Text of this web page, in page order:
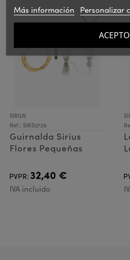
SIRIUS
Ref.: SIR30726
Guirnalda Sirius
Flores Pequeñas
PVPR:32,40 €
IVA incluido
Más información Personalizar
ACEPTO